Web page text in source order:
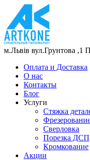
м.Львів вул.Грунтова ,1
Оплата и Доставка
О нас
Контакты
Блог
Услуги
Стяжка
Сверловка
Порезка
Кромкование
Акции